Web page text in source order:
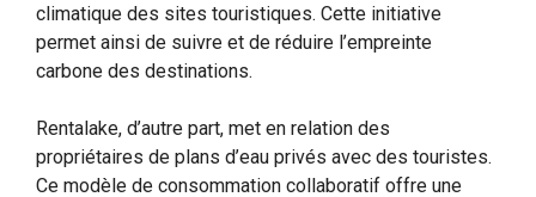
climatique des sites touristiques. Cette initiative
permet ainsi de suivre et de réduire l’empreinte
carbone des destinations.
Rentalake, d’autre part, met en relation des
propriétaires de plans d’eau privés avec des touristes.
Ce modèle de consommation collaboratif offre une